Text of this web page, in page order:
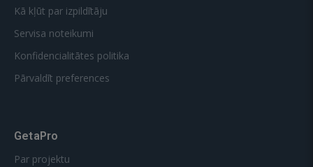
Kā kļūt par izpildītāju
Servisa noteikumi
Konfidencialitātes politika
Pārvaldīt preferences
GetaPro
Par projektu